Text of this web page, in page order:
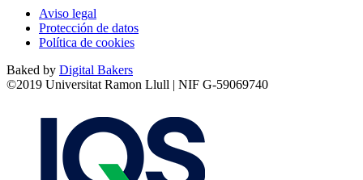
Aviso legal
Protección de datos
Política de cookies
Baked by Digital Bakers
©2019 Universitat Ramon Llull | NIF G-59069740